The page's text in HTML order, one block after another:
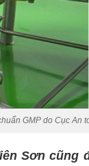
GMP do Cục An
Sơn cũng